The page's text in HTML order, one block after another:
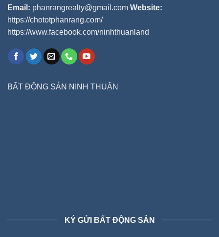
Email: phanrangrealty@gmail.com Website:
https://chototphanrang.com/
https://www.facebook.com/ninhthuanland
BẤT ĐỘNG SẢN NINH THUẬN
KÝ GỬI BẤT ĐỘNG SẢN